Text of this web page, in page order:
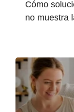
Cómo
no muestra